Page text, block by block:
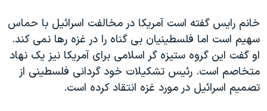
صفحه‌های ویژه
سفر پرزیدنت ترامپ به چین
خانم رايس گفته است آمريکا در مخالفت اسرائيل با حماس
سهيم است اما فلسطينيان بی گناه را در غزه رها نمی کند.
او گفت اين گروه ستيزه گر اسلامی برای آمريکا نيز يک نهاد
متخاصم است. رئيس تشکیلات خود گردانی فلسطينی از
تصميم اسرائيل در مورد غزه انتقاد کرده است.